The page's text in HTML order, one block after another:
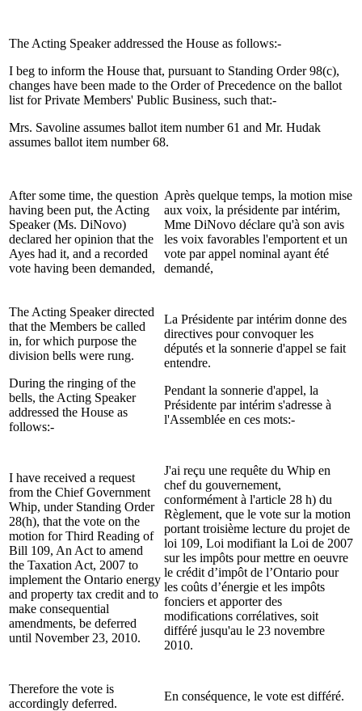
The Acting Speaker addressed the House as follows:-
I beg to inform the House that, pursuant to Standing Order 98(c),
changes have been made to the Order of Precedence on the ballot
list for Private Members' Public Business, such that:-
Mrs. Savoline assumes ballot item number 61 and Mr. Hudak
assumes ballot item number 68.
After some time, the question
having been put, the Acting
Speaker (Ms. DiNovo)
declared her opinion that the
Ayes had it, and a recorded
vote having been demanded,
Après quelque temps, la motion mise
aux voix, la présidente par intérim,
Mme DiNovo déclare qu'à son avis
les voix favorables l'emportent et un
vote par appel nominal ayant été
demandé,
The Acting Speaker directed
that the Members be called
in, for which purpose the
division bells were rung.
During the ringing of the
bells, the Acting Speaker
addressed the House as
follows:-
La Présidente par intérim donne des
directives pour convoquer les
députés et la sonnerie d'appel se fait
entendre.
Pendant la sonnerie d'appel, la
Présidente par intérim s'adresse à
l'Assemblée en ces mots:-
I have received a request
from the Chief Government
Whip, under Standing Order
28(h), that the vote on the
motion for Third Reading of
Bill 109, An Act to amend
the Taxation Act, 2007 to
implement the Ontario energy
and property tax credit and to
make consequential
amendments, be deferred
until November 23, 2010.
J'ai reçu une requête du Whip en
chef du gouvernement,
conformément à l'article 28 h) du
Règlement, que le vote sur la motion
portant troisième lecture du projet de
loi 109, Loi modifiant la Loi de 2007
sur les impôts pour mettre en oeuvre
le crédit d’impôt de l’Ontario pour
les coûts d’énergie et les impôts
fonciers et apporter des
modifications corrélatives, soit
différé jusqu'au le 23 novembre
2010.
Therefore the vote is
accordingly deferred.
En conséquence, le vote est différé.